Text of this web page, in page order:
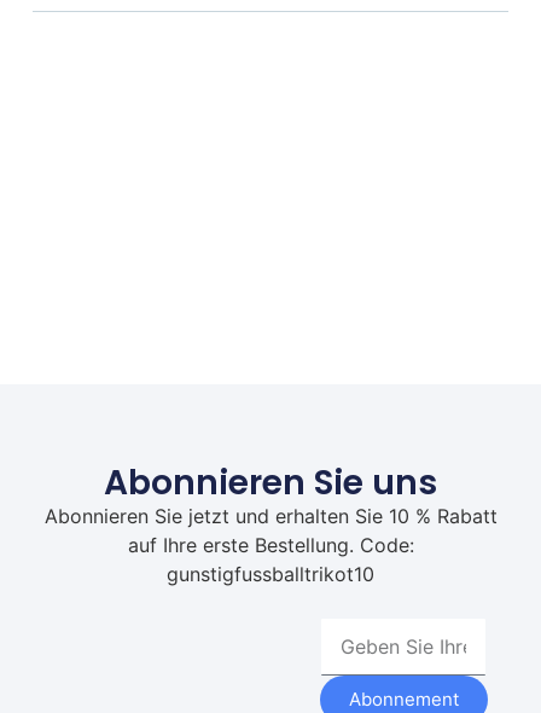
Abonnieren Sie uns
Abonnieren Sie jetzt und erhalten Sie 10 % Rabatt
auf Ihre erste Bestellung. Code:
gunstigfussballtrikot10
Abonnement